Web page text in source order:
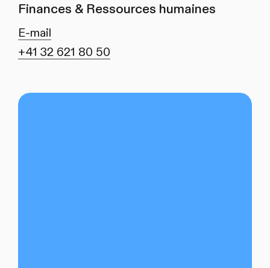
Finances & Ressources humaines
E-mail
+41 32 621 80 50